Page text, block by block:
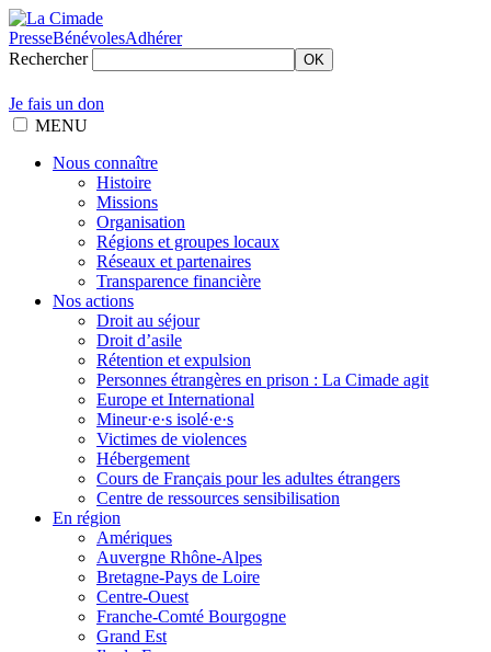
PresseBénévolesAdhérer
Rechercher
OK
Je fais un don
MENU
Nous connaître
Histoire
Missions
Organisation
Régions et groupes locaux
Réseaux et partenaires
Transparence financière
Nos actions
Droit au séjour
Droit d’asile
Rétention et expulsion
Personnes étrangères en prison : La Cimade agit
Europe et International
Mineur·e·s isolé·e·s
Victimes de violences
Hébergement
Cours de Français pour les adultes étrangers
Centre de ressources sensibilisation
En région
Amériques
Auvergne Rhône-Alpes
Bretagne-Pays de Loire
Centre-Ouest
Franche-Comté Bourgogne
Grand Est